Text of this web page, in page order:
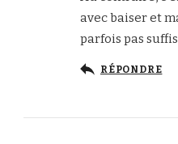
avec baiser et
parfois pas
RÉPONDRE